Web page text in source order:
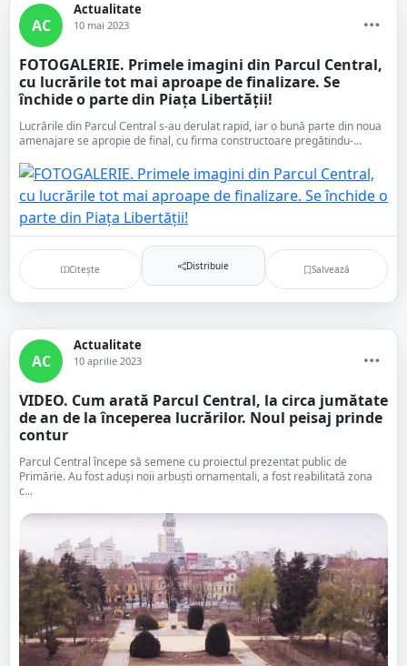
AC
Actualitate
10 mai 2023
FOTOGALERIE. Primele imagini din Parcul Central,
cu lucrările tot mai aproape de finalizare. Se
închide o parte din Piața Libertății!
Lucrările din Parcul Central s-au derulat rapid, iar o bună parte din noua
amenajare se apropie de final, cu firma constructoare pregătindu-...
Citește Distribuie Salvează
AC
Actualitate
10 aprilie 2023
VIDEO. Cum arată Parcul Central, la circa jumătate
de an de la începerea lucrărilor. Noul peisaj prinde
contur
Parcul Central începe să semene cu proiectul prezentat public de
Primărie. Au fost aduși noii arbuști ornamentali, a fost reabilitată zona
c...